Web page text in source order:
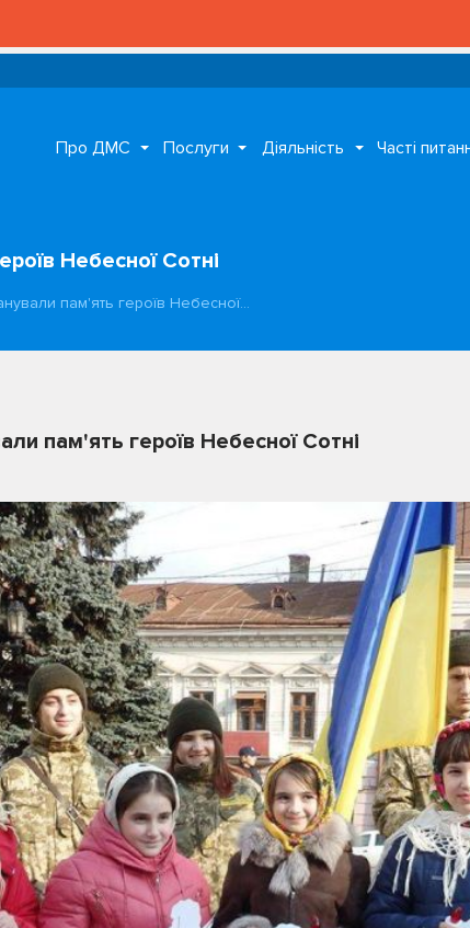
Про ДМС Послуги Діяльність Часті
Небесної Сотні
пам'ять героїв Небесної…
пам'ять героїв Небесної Сотні